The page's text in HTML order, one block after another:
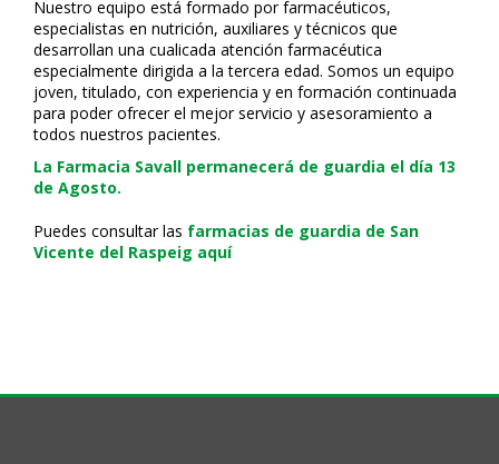
Nuestro equipo está formado por farmacéuticos,
especialistas en nutrición, auxiliares y técnicos que
desarrollan una cualificada atención farmacéutica
especialmente dirigida a la tercera edad. Somos un equipo
joven, titulado, con experiencia y en formación continuada
para poder ofrecer el mejor servicio y asesoramiento a
todos nuestros pacientes.
La Farmacia Savall permanecerá de guardia el día 13
de Agosto.
Puedes consultar las farmacias de guardia de San
Vicente del Raspeig aquí